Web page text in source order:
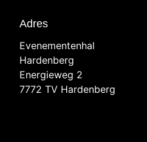
Adres
Evenementenhal
Hardenberg
Energieweg 2
7772 TV Hardenberg